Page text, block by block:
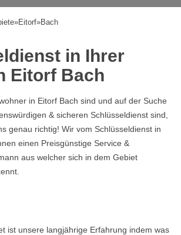
»Eitorf»Bach
in Ihrer
Eitorf Bach
in Eitorf Bach sind und auf der Suche
& sicheren Schlüsseldienst sind,
genau richtig! Wir vom Schlüsseldienst in
einen Preisgünstige Service &
aus welcher sich in dem Gebiet
ist unsere langjährige Erfahrung indem was